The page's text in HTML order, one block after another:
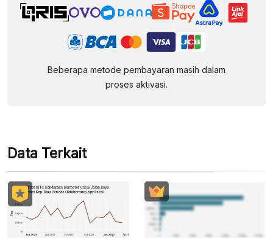
Beberapa metode pembayaran masih dalam
proses aktivasi.
Data Terkait